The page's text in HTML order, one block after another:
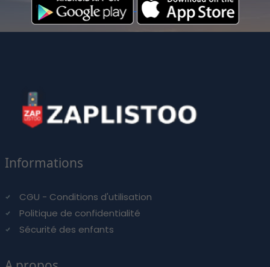
Informations
CGU - Conditions d'utilisation
Politique de confidentialité
Sécurité des enfants